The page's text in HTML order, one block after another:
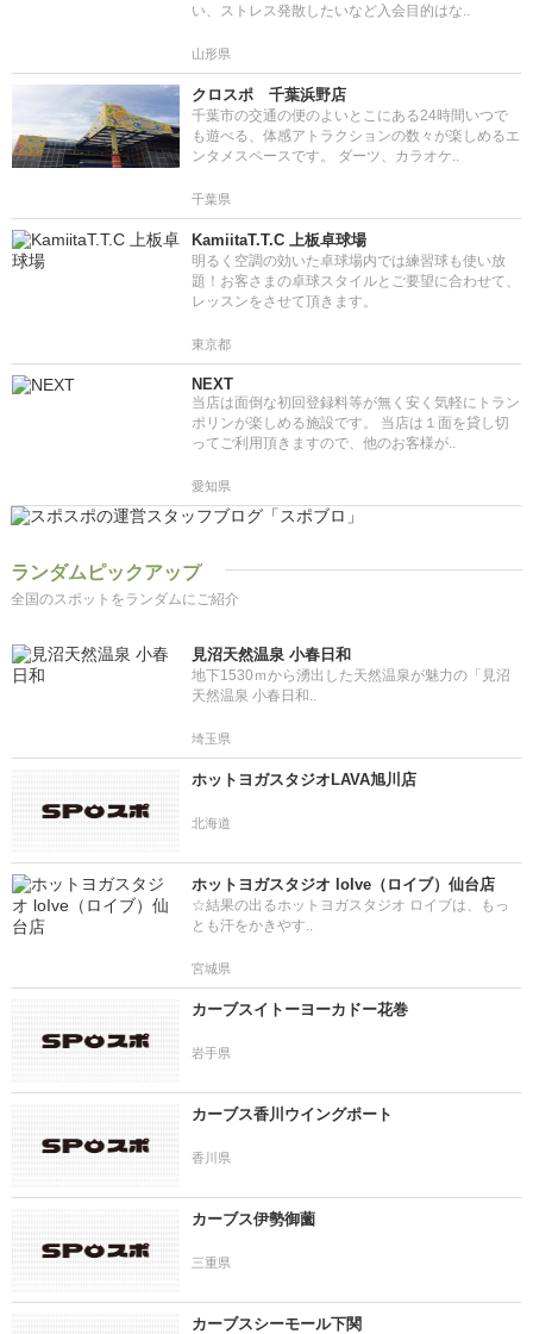
い、ストレス発散したいなど入会目的はな..
山形県
クロスポ 千葉浜野店
千葉市の交通の便のよいとこにある24時間いつで
も遊べる、体感アトラクションの数々が楽しめるエ
ンタメスペースです。 ダーツ、カラオケ..
千葉県
KamiitaT.T.C 上板卓球場
明るく空調の効いた卓球場内では練習球も使い放
題！お客さまの卓球スタイルとご要望に合わせて、
レッスンをさせて頂きます。
東京都
NEXT
当店は面倒な初回登録料等が無く安く気軽にトラン
ポリンが楽しめる施設です。 当店は１面を貸し切
ってご利用頂きますので、他のお客様が..
愛知県
ランダムピックアップ
全国のスポットをランダムにご紹介
見沼天然温泉 小春日和
地下1530ｍから湧出した天然温泉が魅力の「見沼
天然温泉 小春日和..
埼玉県
ホットヨガスタジオLAVA旭川店
北海道
ホットヨガスタジオ loIve（ロイブ）仙台店
☆結果の出るホットヨガスタジオ ロイブは、もっ
とも汗をかきやす..
宮城県
カーブスイトーヨーカドー花巻
岩手県
カーブス香川ウイングポート
香川県
カーブス伊勢御薗
三重県
カーブスシーモール下関